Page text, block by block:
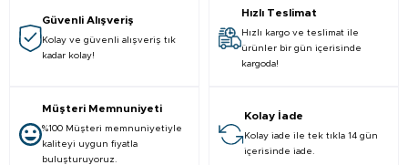
Güvenli Alışveriş
Kolay ve güvenli alışveriş tık
kadar kolay!
Hızlı Teslimat
Hızlı kargo ve teslimat ile
ürünler bir gün içerisinde
kargoda!
Müşteri Memnuniyeti
%100 Müşteri memnuniyetiyle
kaliteyi uygun fiyatla
buluşturuyoruz.
Kolay İade
Kolay iade ile tek tıkla 14 gün
içerisinde iade.